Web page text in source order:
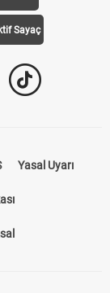
Sayaç
Yasal Uyarı